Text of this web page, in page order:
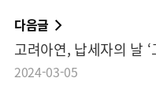
다음글
고려아연, 납세자의 날
2024-03-05